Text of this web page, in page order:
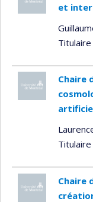
et
Titulaire
Chaire
Titulaire
Chaire